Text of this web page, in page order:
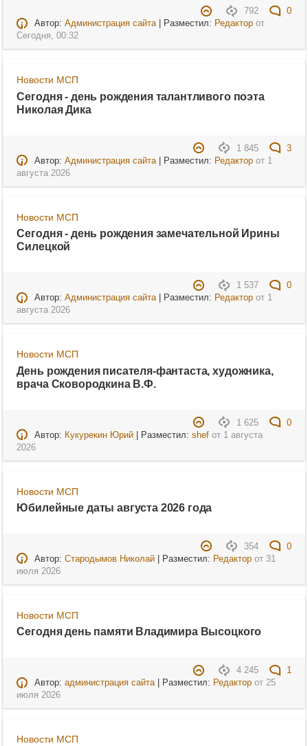
792
0
Автор: Администрация сайта| Разместил: Редакторот
Сегодня, 00:32
Новости МСП
Сегодня - день рождения талантливого поэта
Николая Дика
1 845
3
Автор: Администрация сайта| Разместил: Редакторот 1
августа 2026
Новости МСП
Сегодня - день рождения замечательной Ирины
Силецкой
1 537
0
Автор: Администрация сайта| Разместил: Редакторот 1
августа 2026
Новости МСП
День рождения писателя-фантаста, художника,
врача Сковородкина В.Ф.
1 625
0
Автор: Кукурекин Юрий| Разместил: shefот 1 августа
2026
Новости МСП
Юбилейные даты августа 2026 года
354
0
Автор: Стародымов Николай| Разместил: Редакторот 31
июля 2026
Новости МСП
Сегодня день памяти Владимира Высоцкого
4 245
1
Автор: администрация сайта| Разместил: Редакторот 25
июля 2026
Новости МСП